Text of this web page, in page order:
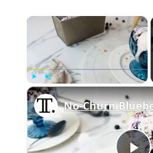
×
Play Unmute